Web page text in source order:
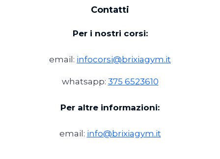
Contatti
Per i nostri corsi:
email: infocorsi@brixiagym.it
whatsapp: 375 6523610
Per altre informazioni:
email: info@brixiagym.it